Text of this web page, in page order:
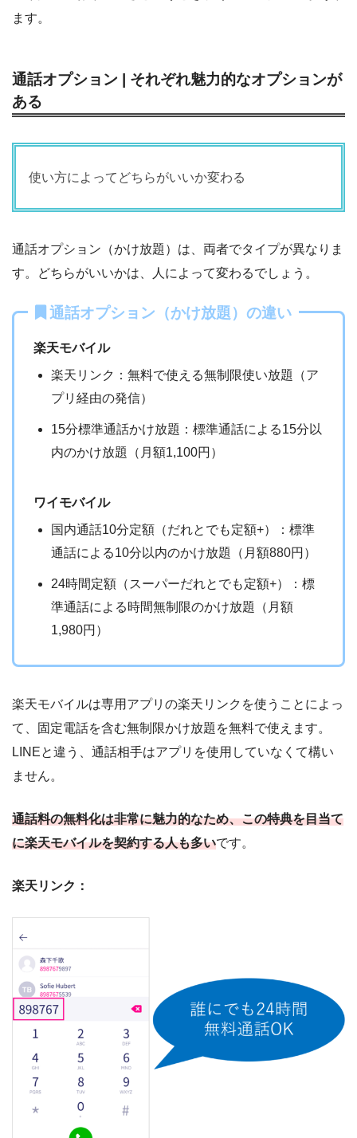
ます。
通話オプション | それぞれ魅力的なオプションが
ある
使い方によってどちらがいいか変わる
通話オプション（かけ放題）は、両者でタイプが異なりま
す。どちらがいいかは、人によって変わるでしょう。
通話オプション（かけ放題）の違い
楽天モバイル
楽天リンク：無料で使える無制限使い放題（ア
プリ経由の発信）
15分標準通話かけ放題：標準通話による15分以
内のかけ放題（月額1,100円）
ワイモバイル
国内通話10分定額（だれとでも定額+）：標準
通話による10分以内のかけ放題（月額880円）
24時間定額（スーパーだれとでも定額+）：標
準通話による時間無制限のかけ放題（月額
1,980円）
楽天モバイルは専用アプリの楽天リンクを使うことによっ
て、固定電話を含む無制限かけ放題を無料で使えます。
LINEと違う、通話相手はアプリを使用していなくて構い
ません。
通話料の無料化は非常に魅力的なため、この特典を目当て
に楽天モバイルを契約する人も多いです。
楽天リンク：